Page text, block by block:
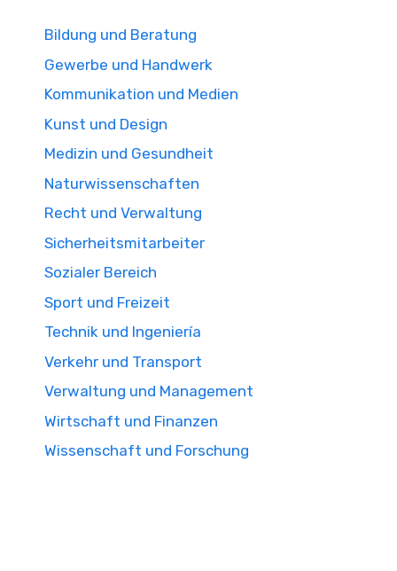
Bildung und Beratung
Gewerbe und Handwerk
Kommunikation und Medien
Kunst und Design
Medizin und Gesundheit
Naturwissenschaften
Recht und Verwaltung
Sicherheitsmitarbeiter
Sozialer Bereich
Sport und Freizeit
Technik und Ingeniería
Verkehr und Transport
Verwaltung und Management
Wirtschaft und Finanzen
Wissenschaft und Forschung